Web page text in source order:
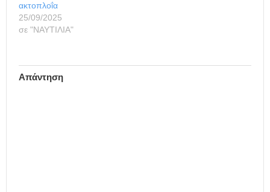
ακτοπλοΐα
25/09/2025
σε "ΝΑΥΤΙΛΙΑ"
Απάντηση